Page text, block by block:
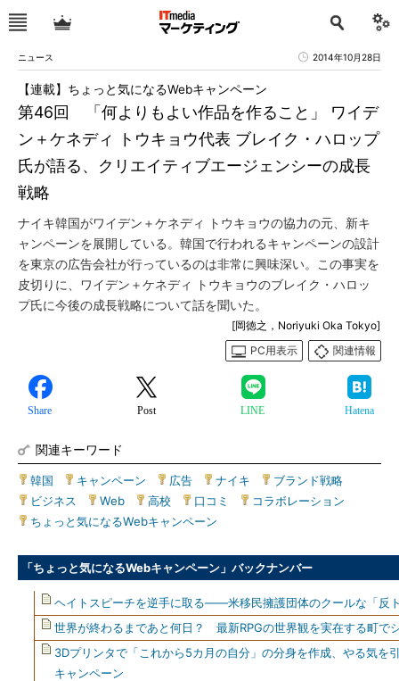
ニュース 2014年10月28日
第46回 「何よりもよい作品を作ること」 ワイデ
ン＋ケネディ トウキョウ代表 ブレイク・ハロップ
氏が語る、クリエイティブエージェンシーの成長
戦略
【連載】ちょっと気になるWebキャンペーン
ナイキ韓国がワイデン＋ケネディ トウキョウの協力の元、新キ
ャンペーンを展開している。韓国で行われるキャンペーンの設計
を東京の広告会社が行っているのは非常に興味深い。この事実を
皮切りに、ワイデン＋ケネディ トウキョウのブレイク・ハロッ
プ氏に今後の成長戦略について話を聞いた。
[岡徳之，Noriyuki Oka Tokyo]
PC用表示
関連情報
Share Post LINE Hatena
関連キーワード
韓国 キャンペーン 広告 ナイキ ブランド戦略
ビジネス
Web 高校 口コミ コラボレーション
ちょっと気になるWebキャンペーン
「ちょっと気になるWebキャンペーン」バックナンバー
ヘイトスピーチを逆手に取る――米移民擁護団体のクールな「反
世界が終わるまであと何日？ 最新RPGの世界観を実在する町で
3Dプリンタで「これから5カ月の自分」の分身を作成、やる気を
キャンペーン